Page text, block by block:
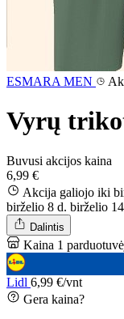
ESMARA MEN
Vyrų
Buvusi akcijos kaina
6,99 €
Akcija galiojo iki
birželio 8 d. birželio
Dalintis
Kaina 1
Lidl 6,99 €/vnt
Gera kaina?